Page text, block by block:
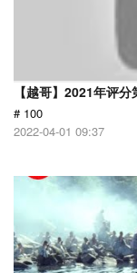
【越哥】2021年评
# 100
2022-04-01 09:37